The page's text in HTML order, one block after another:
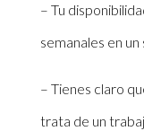
– Tu
semanales en un
– Tienes claro
trata de un